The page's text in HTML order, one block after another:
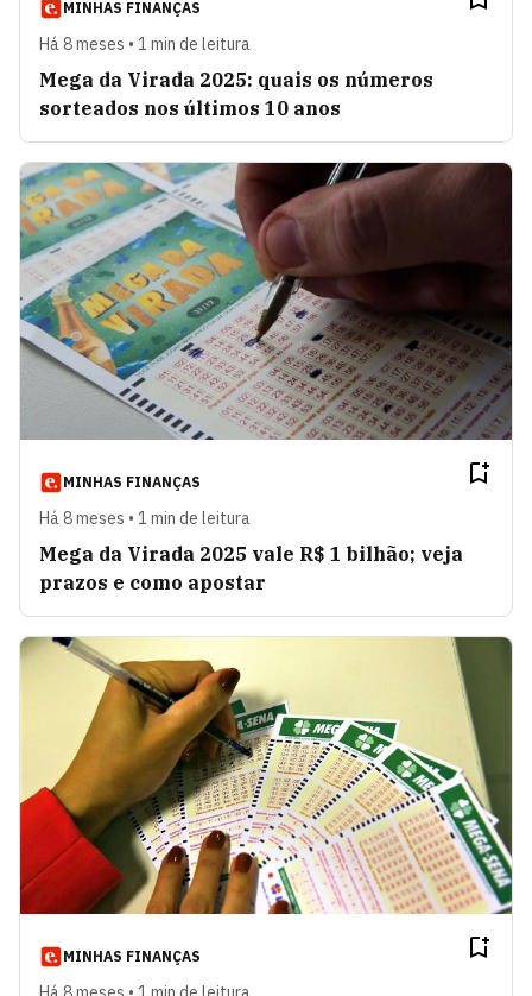
MINHAS FINANÇAS
Há 8 meses • 1 min de leitura
Mega da Virada 2025: quais os números
sorteados nos últimos 10 anos
MINHAS FINANÇAS
Há 8 meses • 1 min de leitura
Mega da Virada 2025 vale R$ 1 bilhão; veja
prazos e como apostar
MINHAS FINANÇAS